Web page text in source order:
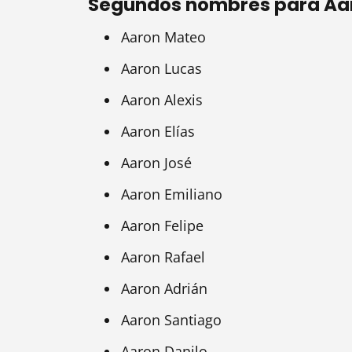
Aaron Mateo
Aaron Lucas
Aaron Alexis
Aaron Elías
Aaron José
Aaron Emiliano
Aaron Felipe
Aaron Rafael
Aaron Adrián
Aaron Santiago